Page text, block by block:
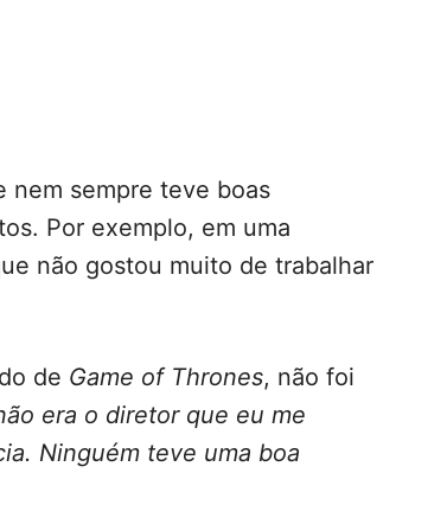
nem sempre teve boas
Por exemplo, em uma
não gostou muito de trabalhar
de Game of Thrones, não foi
era o diretor que eu me
Ninguém teve uma boa